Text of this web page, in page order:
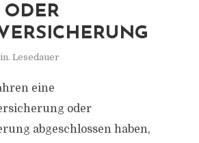
ODER
Lesedauer
eine
oder
abgeschlossen haben,